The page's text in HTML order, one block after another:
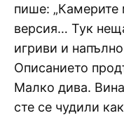
пише: „Камерите
версия… Тук
игриви и
Описанието
Малко дива.
сте се чудили